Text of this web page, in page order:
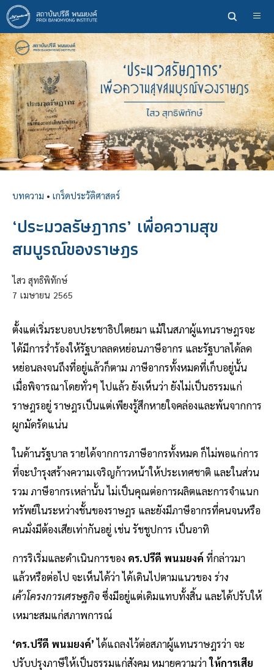
ข้าม
ไป
ยัง
เนื้อหา
หลัก
บทความ • เกร็ดประวัติศาสตร์
‘ประมวลรัษฎากร’ เพื่อความสุข
สมบูรณ์ของราษฎร
ไสว สุทธิพิทักษ์
7 เมษายน 2565
ตั้งแต่เริ่มระบอบประชาธิปไตยมา แม้ในสภาผู้แทนราษฎรจะ
ได้มีการร่ำร้องให้รัฐบาลลดหย่อนภาษีอากร และรัฐบาลได้ลด
หย่อนลงจนถึงที่อยู่แล้วก็ตาม ภาษีอากรทั้งหมดที่เก็บอยู่นั้น
เมื่อพิจารณาโดยทั่วๆ ไปแล้ว ยังเห็นว่า ยังไม่เป็นธรรมแก่
ราษฎรอยู่ ราษฎรเป็นแต่เพียงรู้สึกหายใจคล่องและพ้นจากการ
ผูกมัดรัดแน่น
ในด้านรัฐบาล รายได้จากการภาษีอากรทั้งหมด ก็ไม่พอแก่การ
ที่จะบำรุงสร้างความเจริญก้าวหน้าให้ประเทศชาติ และในส่วน
รวม ภาษีอากรเหล่านั้น ไม่เป็นคุณต่อการผลิตและการจำแนก
ทรัพย์ในระหว่างชั้นของราษฎร และยังมีภาษีอากรที่คนจนหรือ
คนมั่งมีต้องเสียเท่ากันอยู่ เช่น รัชชูปการ เป็นอาทิ
การริเริ่มและดำเนินการของ ดร.ปรีดี พนมยงค์ ที่กล่าวมา
แล้วหรือต่อไป จะเห็นได้ว่า ได้เดินไปตามแนวของ ร่าง
เค้าโครงการเศรษฐกิจซึ่งมีอยู่แต่เดิมแทบทั้งสิ้น และได้ปรับให้
เหมาะสมแก่สภาพการณ์
‘ดร.ปรีดี พนมยงค์’ได้แถลงไว้ต่อสภาผู้แทนราษฎรว่า จะ
ปรับปรุงภาษีให้เป็นธรรมแก่สังคม หมายความว่าให้การเสีย